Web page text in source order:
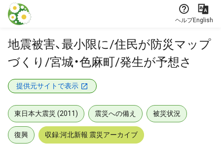
本文に飛ぶ
ヘルプEnglish
地震被害、最小限に/住民が防災マップ
づくり/宮城・色麻町/発生が予想さ
提供元サイトで表示
東日本大震災 (2011) 震災への備え 被災状況
復興 収録:河北新報 震災アーカイブ